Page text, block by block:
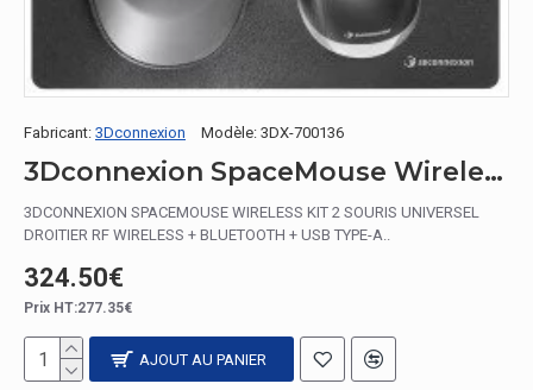
Fabricant: 3Dconnexion Modèle: 3DX-700136
3Dconnexion SpaceMouse Wireless Kit 2 souris Universel Droitier RF Wireless + Bluetooth + USB Type-A Optique
3DCONNEXION SPACEMOUSE WIRELESS KIT 2 SOURIS UNIVERSEL
DROITIER RF WIRELESS + BLUETOOTH + USB TYPE-A..
324.50€
Prix HT:277.35€
AJOUT AU PANIER